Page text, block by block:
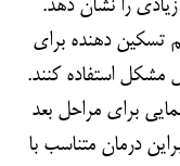
را نشان دهد.
تسكین دهنده برای
استفاده كنند.
برای مراحل بعد
درمان متناسب با